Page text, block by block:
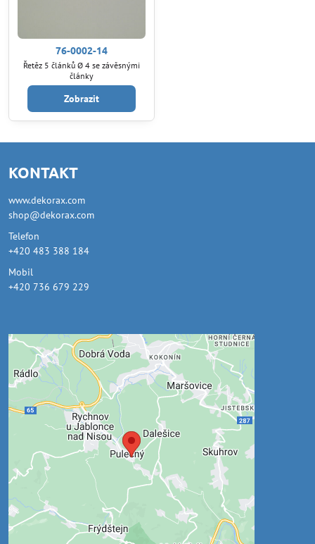
76-0002-14
Řetěz 5 článků Ø 4 se závěsnými
články
Zobrazit
KONTAKT
www.dekorax.com
shop@dekorax.com
Telefon
+420 483 388 184
Mobil
+420 736 679 229
Externí obsah je blokován
Volbami soukromí
Přejete si načíst externí obsah?
Povolit jednou
Povolit a zapamatovat - souhlas s druhem
cookie: Funkční